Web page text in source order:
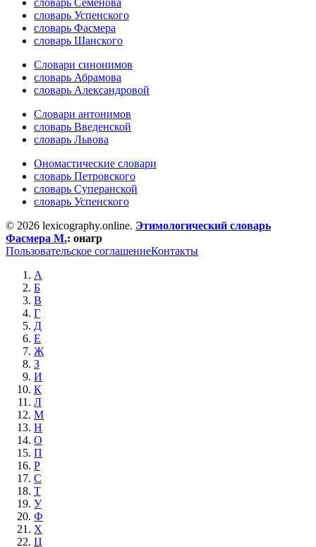
словарь Семёнова
словарь Успенского
словарь Фасмера
словарь Шанского
Словари синонимов
словарь Абрамова
словарь Александровой
Словари антонимов
словарь Введенской
словарь Львова
Ономастические словари
словарь Петровского
словарь Суперанской
словарь Успенского
© 2026 lexicography.online. Этимологический словарь
Фасмера М.: онагр
Пользовательское соглашениеКонтакты
А
Б
В
Г
Д
Е
Ж
З
И
К
Л
М
Н
О
П
Р
С
Т
У
Ф
Х
Ц